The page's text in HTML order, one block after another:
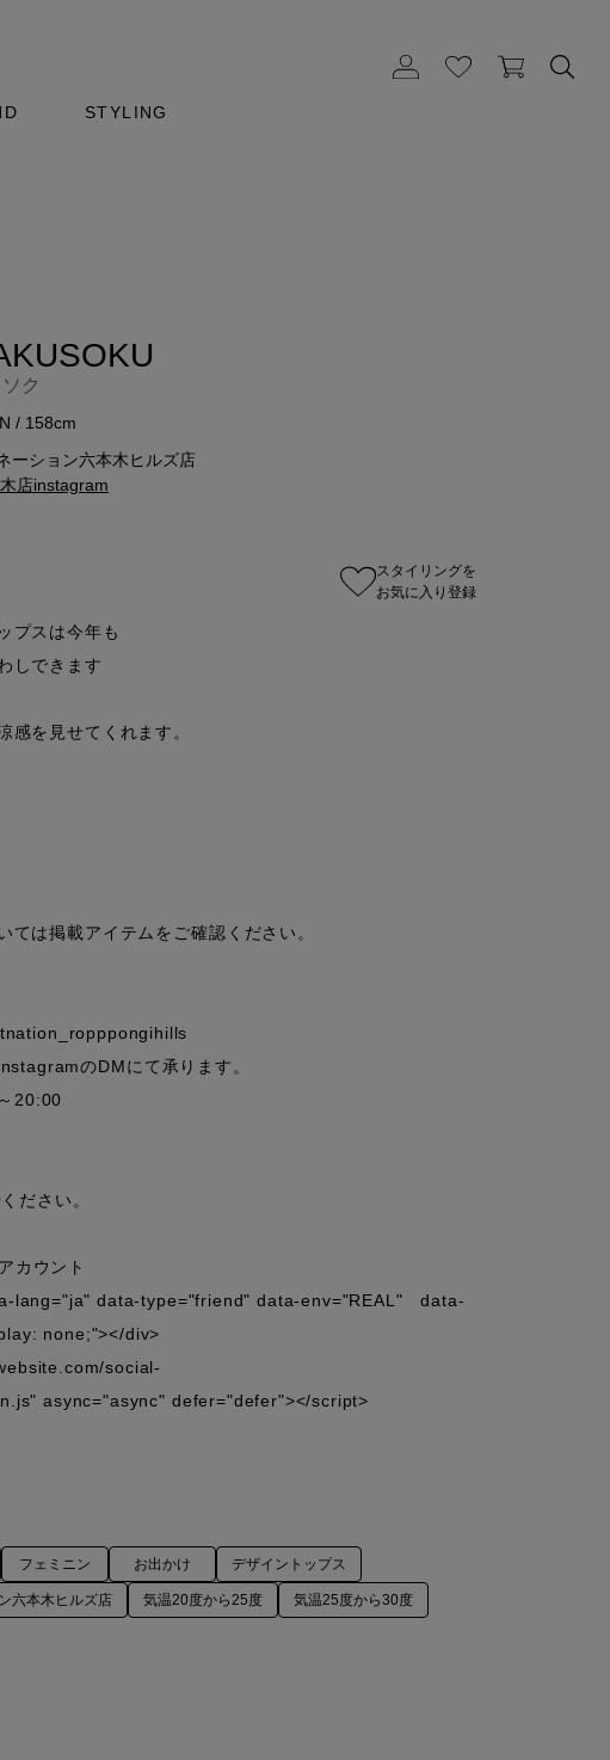
STYLING
ク
/ 158cm
ーション六本木ヒルズ店
店instagram
スタイリングを
お気に入り登録
プスは今年も
しできます
感を見せてくれます。
ては掲載アイテムをご確認ください。
のDMにて承ります。
20:00
ださい。
カウント
lang="ja" data-type="friend" data-env="REAL"   data-
none;"></div>
social-
async="async" defer="defer"></script>
フェミニン お出かけ デザイントップス
六本木ヒルズ店 気温20度から25度 気温25度から30度